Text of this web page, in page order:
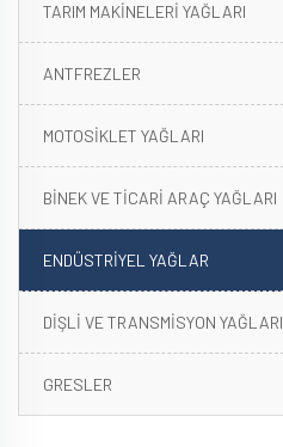
TARIM MAKİNELERİ YAĞLARI
ANTFREZLER
MOTOSİKLET YAĞLARI
BİNEK VE TİCARİ ARAÇ YAĞLARI
ENDÜSTRİYEL YAĞLAR
DİŞLİ VE TRANSMİSYON YAĞLARI
GRESLER